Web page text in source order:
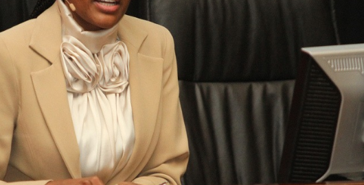
Marque
De
L’Afrique
Du
Sud